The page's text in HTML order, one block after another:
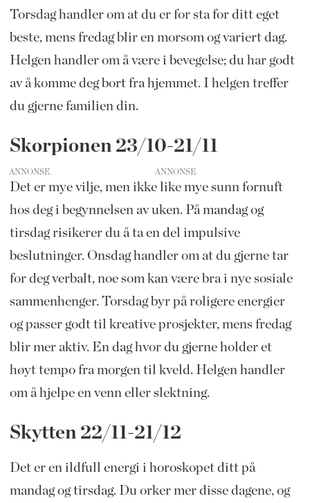
Torsdag handler om at du er for sta for ditt eget
beste, mens fredag blir en morsom og variert dag.
Helgen handler om å være i bevegelse; du har godt
av å komme deg bort fra hjemmet. I helgen treffer
du gjerne familien din.
Skorpionen 23/10-21/11
ANNONSE
Det er mye vilje, men ikke like mye sunn fornuft
hos deg i begynnelsen av uken. På mandag og
tirsdag risikerer du å ta en del impulsive
beslutninger. Onsdag handler om at du gjerne tar
for deg verbalt, noe som kan være bra i nye sosiale
sammenhenger. Torsdag byr på roligere energier
og passer godt til kreative prosjekter, mens fredag
blir mer aktiv. En dag hvor du gjerne holder et
høyt tempo fra morgen til kveld. Helgen handler
om å hjelpe en venn eller slektning.
Skytten 22/11-21/12
Det er en ildfull energi i horoskopet ditt på
mandag og tirsdag. Du orker mer disse dagene, og